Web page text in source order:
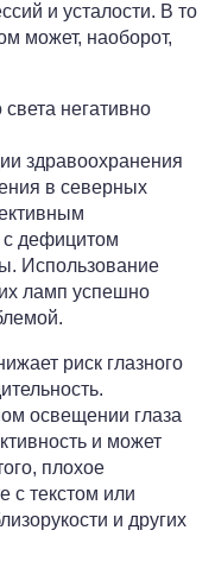
и усталости. В то
может, наоборот,
негативно
здравоохранения
в северных
дефицитом
Использование
ламп успешно
риск глазного
освещении глаза
и может
плохое
с текстом или
и других